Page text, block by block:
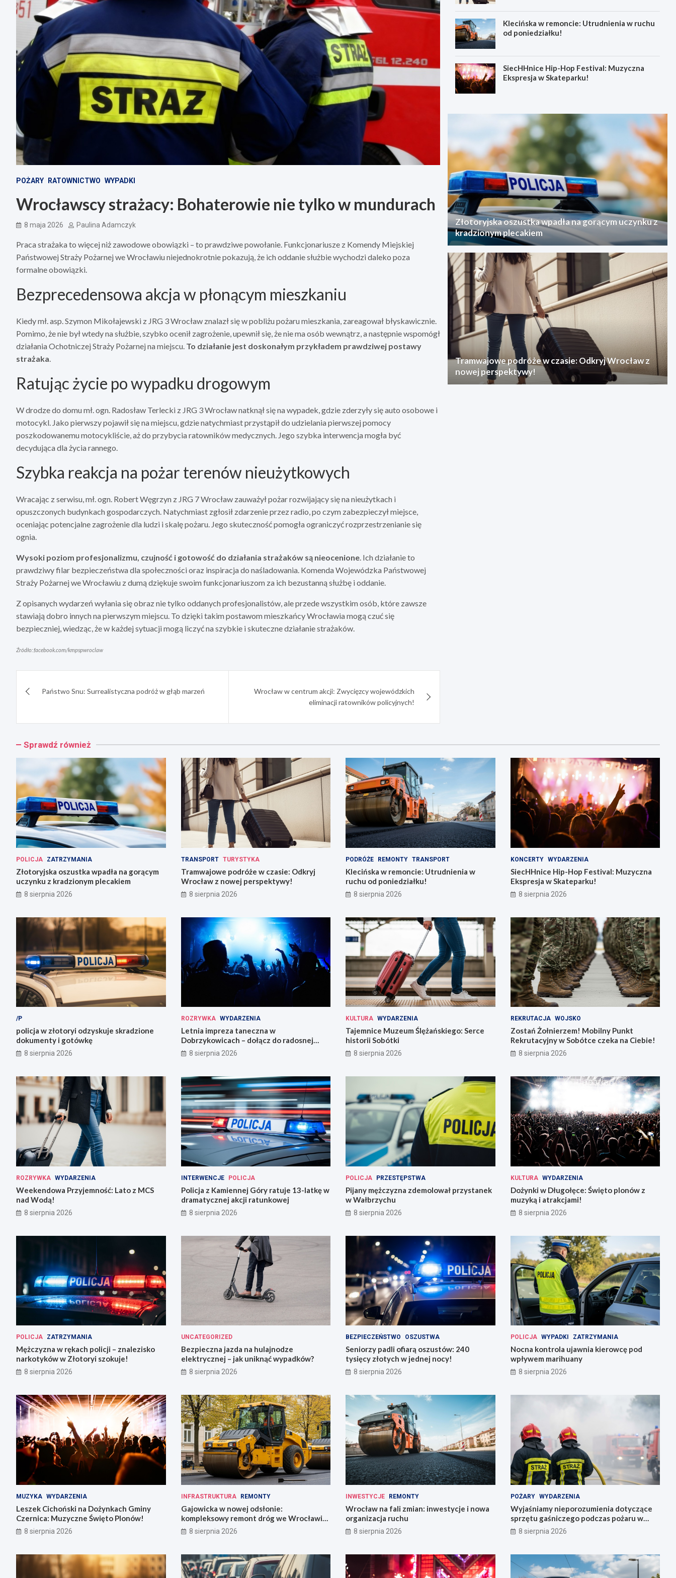
POŻARY RATOWNICTWO WYPADKI
Wrocławscy strażacy: Bohaterowie nie tylko w mundurach
8 maja 2026 Paulina Adamczyk
Praca strażaka to więcej niż zawodowe obowiązki – to prawdziwe powołanie. Funkcjonariusze z Komendy Miejskiej
Państwowej Straży Pożarnej we Wrocławiu niejednokrotnie pokazują, że ich oddanie służbie wychodzi daleko poza
formalne obowiązki.
Bezprecedensowa akcja w płonącym mieszkaniu
Kiedy mł. asp. Szymon Mikołajewski z JRG 3 Wrocław znalazł się w pobliżu pożaru mieszkania, zareagował błyskawicznie.
Pomimo, że nie był wtedy na służbie, szybko ocenił zagrożenie, upewnił się, że nie ma osób wewnątrz, a następnie wspomógł
działania Ochotniczej Straży Pożarnej na miejscu. To działanie jest doskonałym przykładem prawdziwej postawy
strażaka.
Ratując życie po wypadku drogowym
W drodze do domu mł. ogn. Radosław Terlecki z JRG 3 Wrocław natknął się na wypadek, gdzie zderzyły się auto osobowe i
motocykl. Jako pierwszy pojawił się na miejscu, gdzie natychmiast przystąpił do udzielania pierwszej pomocy
poszkodowanemu motocykliście, aż do przybycia ratowników medycznych. Jego szybka interwencja mogła być
decydująca dla życia rannego.
Szybka reakcja na pożar terenów nieużytkowych
Wracając z serwisu, mł. ogn. Robert Węgrzyn z JRG 7 Wrocław zauważył pożar rozwijający się na nieużytkach i
opuszczonych budynkach gospodarczych. Natychmiast zgłosił zdarzenie przez radio, po czym zabezpieczył miejsce,
oceniając potencjalne zagrożenie dla ludzi i skalę pożaru. Jego skuteczność pomogła ograniczyć rozprzestrzenianie się
ognia.
Wysoki poziom profesjonalizmu, czujność i gotowość do działania strażaków są nieocenione. Ich działanie to
prawdziwy filar bezpieczeństwa dla społeczności oraz inspiracja do naśladowania. Komenda Wojewódzka Państwowej
Straży Pożarnej we Wrocławiu z dumą dziękuje swoim funkcjonariuszom za ich bezustanną służbę i oddanie.
Z opisanych wydarzeń wyłania się obraz nie tylko oddanych profesjonalistów, ale przede wszystkim osób, które zawsze
stawiają dobro innych na pierwszym miejscu. To dzięki takim postawom mieszkańcy Wrocławia mogą czuć się
bezpieczniej, wiedząc, że w każdej sytuacji mogą liczyć na szybkie i skuteczne działanie strażaków.
Źródło: facebook.com/kmpspwroclaw
wpisuPaństwo Snu: Surrealistyczna podróż w głąb marzeń
Wrocław w centrum akcji: Zwycięzcy wojewódzkich
eliminacji ratowników policyjnych!
Klecińska w remoncie: Utrudnienia w ruchu
od poniedziałku!
SiecHHnice Hip-Hop Festival: Muzyczna
Ekspresja w Skateparku!
Złotoryjska oszustka wpadła na gorącym uczynku z
kradzionym plecakiem
Tramwajowe podróże w czasie: Odkryj Wrocław z
nowej perspektywy!
Sprawdź również
POLICJA ZATRZYMANIA
Złotoryjska oszustka wpadła na gorącym
uczynku z kradzionym plecakiem
8 sierpnia 2026
TRANSPORT TURYSTYKA
Tramwajowe podróże w czasie: Odkryj
Wrocław z nowej perspektywy!
8 sierpnia 2026
PODRÓŻE REMONTY TRANSPORT
Klecińska w remoncie: Utrudnienia w
ruchu od poniedziałku!
8 sierpnia 2026
KONCERTY WYDARZENIA
SiecHHnice Hip-Hop Festival: Muzyczna
Ekspresja w Skateparku!
8 sierpnia 2026
/P
policja w złotoryi odzyskuje skradzione
dokumenty i gotówkę
8 sierpnia 2026
ROZRYWKA WYDARZENIA
Letnia impreza taneczna w
Dobrzykowicach – dołącz do radosnej
fety!8 sierpnia 2026
KULTURA WYDARZENIA
Tajemnice Muzeum Ślężańskiego: Serce
historii Sobótki
8 sierpnia 2026
REKRUTACJA WOJSKO
Zostań Żołnierzem! Mobilny Punkt
Rekrutacyjny w Sobótce czeka na Ciebie!
8 sierpnia 2026
ROZRYWKA WYDARZENIA
Weekendowa Przyjemność: Lato z MCS
nad Wodą!
8 sierpnia 2026
INTERWENCJE POLICJA
Policja z Kamiennej Góry ratuje 13-latkę w
dramatycznej akcji ratunkowej
8 sierpnia 2026
POLICJA PRZESTĘPSTWA
Pijany mężczyzna zdemolował przystanek
w Wałbrzychu
8 sierpnia 2026
KULTURA WYDARZENIA
Dożynki w Długołęce: Święto plonów z
muzyką i atrakcjami!
8 sierpnia 2026
POLICJA ZATRZYMANIA
Mężczyzna w rękach policji – znalezisko
narkotyków w Złotoryi szokuje!
8 sierpnia 2026
UNCATEGORIZED
Bezpieczna jazda na hulajnodze
elektrycznej – jak uniknąć wypadków?
8 sierpnia 2026
BEZPIECZEŃSTWO OSZUSTWA
Seniorzy padli ofiarą oszustów: 240
tysięcy złotych w jednej nocy!
8 sierpnia 2026
POLICJA WYPADKI ZATRZYMANIA
Nocna kontrola ujawnia kierowcę pod
wpływem marihuany
8 sierpnia 2026
MUZYKA WYDARZENIA
Leszek Cichoński na Dożynkach Gminy
Czernica: Muzyczne Święto Plonów!
8 sierpnia 2026
INFRASTRUKTURA REMONTY
Gajowicka w nowej odsłonie:
kompleksowy remont dróg we Wrocławiu
w 18 tygodni!
8 sierpnia 2026
INWESTYCJE REMONTY
Wrocław na fali zmian: inwestycje i nowa
organizacja ruchu
8 sierpnia 2026
POŻARY WYDARZENIA
Wyjaśniamy nieporozumienia dotyczące
sprzętu gaśniczego podczas pożaru w
Starym Zamku
8 sierpnia 2026